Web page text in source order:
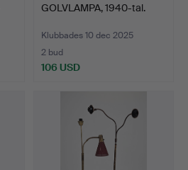
GOLVLAMPA, 1940-tal.
Klubbades 10 dec 2025
2 bud
106 USD